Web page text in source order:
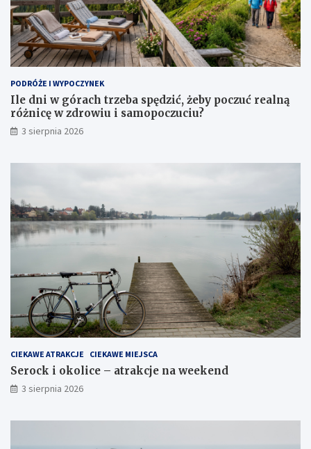
PODRÓŻE I WYPOCZYNEK
Ile dni w górach trzeba spędzić, żeby poczuć realną
różnicę w zdrowiu i samopoczuciu?
3 sierpnia 2026
CIEKAWE ATRAKCJE CIEKAWE MIEJSCA
Serock i okolice – atrakcje na weekend
3 sierpnia 2026